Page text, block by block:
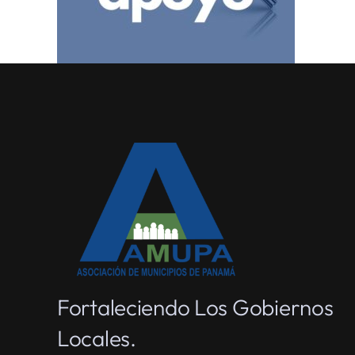
Fortaleciendo Los Gobiernos
Locales.